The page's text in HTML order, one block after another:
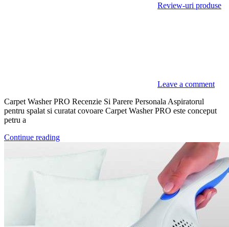
Review-uri produse
Leave a comment
Carpet Washer PRO Recenzie Si Parere Personala Aspiratorul
pentru spalat si curatat covoare Carpet Washer PRO este conceput
petru a
Continue reading